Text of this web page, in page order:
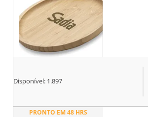
Disponível: 1.897
PRONTO EM 48 HRS